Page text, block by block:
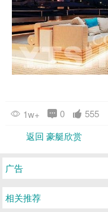
1w+ 0
555
返回 豪艇欣赏
广告
相关推荐